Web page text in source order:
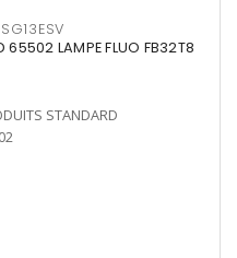
65502 LAMPE FLUO FB32T8
STANDARD